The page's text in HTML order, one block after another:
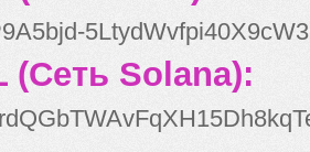
(Сеть Solana):